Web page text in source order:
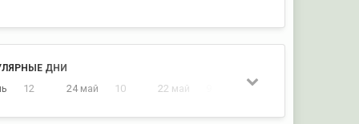
ДНИ
12 24 май 10 22 май 18 май